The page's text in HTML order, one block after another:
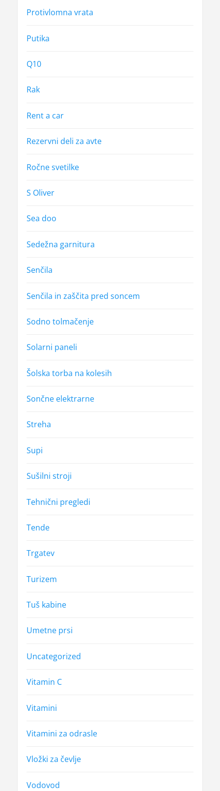
Protivlomna vrata
Putika
Q10
Rak
Rent a car
Rezervni deli za avte
Ročne svetilke
S Oliver
Sea doo
Sedežna garnitura
Senčila
Senčila in zaščita pred soncem
Sodno tolmačenje
Solarni paneli
Šolska torba na kolesih
Sončne elektrarne
Streha
Supi
Sušilni stroji
Tehnični pregledi
Tende
Trgatev
Turizem
Tuš kabine
Umetne prsi
Uncategorized
Vitamin C
Vitamini
Vitamini za odrasle
Vložki za čevlje
Vodovod